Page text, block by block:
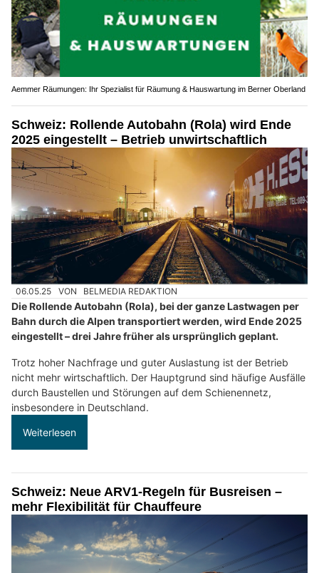
Aemmer Räumungen: Ihr Spezialist für Räumung & Hauswartung im Berner Oberland
Schweiz: Rollende Autobahn (Rola) wird Ende
2025 eingestellt – Betrieb unwirtschaftlich
06.05.25 VON BELMEDIA REDAKTION
Die Rollende Autobahn (Rola), bei der ganze Lastwagen per
Bahn durch die Alpen transportiert werden, wird Ende 2025
eingestellt – drei Jahre früher als ursprünglich geplant.
Trotz hoher Nachfrage und guter Auslastung ist der Betrieb
nicht mehr wirtschaftlich. Der Hauptgrund sind häufige Ausfälle
durch Baustellen und Störungen auf dem Schienennetz,
insbesondere in Deutschland.
Weiterlesen
Schweiz: Neue ARV1-Regeln für Busreisen –
mehr Flexibilität für Chauffeure